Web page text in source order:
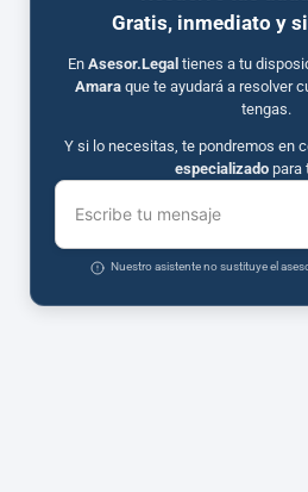
Gratis, inmediato y
En Asesor.Legal tienes a tu
Amaraque te ayudará a resolver
tengas.
Y si lo necesitas, te pondremos en
especializadopara
Escribe tu mensaje
Nuestro asistente no sustituye el